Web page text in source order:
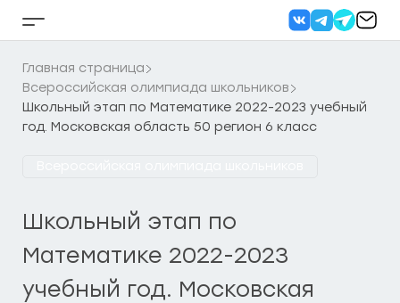
Кнопка
бокового
меню
Главная страница
Всероссийская олимпиада школьников
Школьный этап по Математике 2022-2023 учебный
год. Московская область 50 регион 6 класс
Школьный этап по
Математике 2022-2023
учебный год. Московская